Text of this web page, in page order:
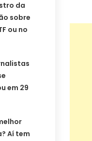
da
sobre
ou no
em 29
Aí tem